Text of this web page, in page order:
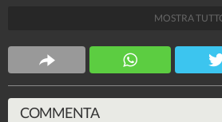
Stile e trend
MOSTRA
COMMENTA